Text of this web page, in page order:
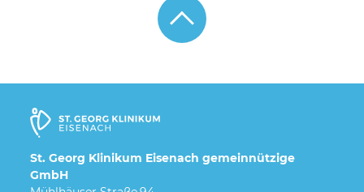
St. Georg Klinikum Eisenach gemeinnützige
GmbH